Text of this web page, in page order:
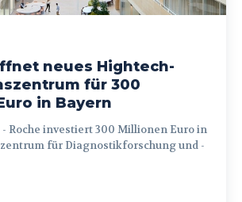
neues Hightech-
für 300
in Bayern
für Diagnostikforschung und -